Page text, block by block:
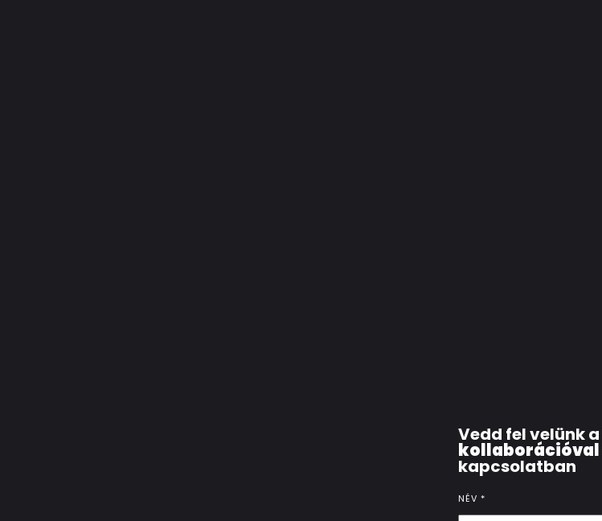
Vedd fel velünk a
kollaborációval
kapcsolatban
NÉV *